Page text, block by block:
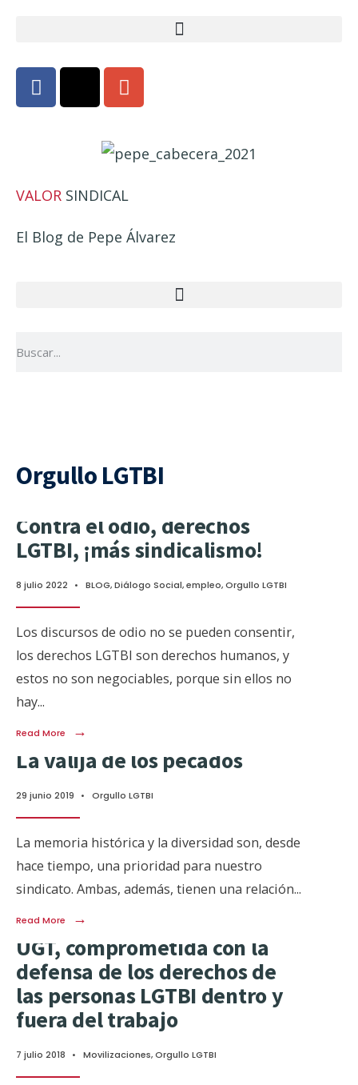
VALOR SINDICAL
El Blog de Pepe Álvarez
Orgullo LGTBI
Contra el odio, derechos
LGTBI, ¡más sindicalismo!
8 julio 2022 • BLOG,Diálogo Social,empleo,Orgullo LGTBI
Los discursos de odio no se pueden consentir,
los derechos LGTBI son derechos humanos, y
estos no son negociables, porque sin ellos no
hay...
Read More →
La valija de los pecados
29 junio 2019 • Orgullo LGTBI
La memoria histórica y la diversidad son, desde
hace tiempo, una prioridad para nuestro
sindicato. Ambas, además, tienen una relación...
Read More →
UGT, comprometida con la
defensa de los derechos de
las personas LGTBI dentro y
fuera del trabajo
7 julio 2018 • Movilizaciones,Orgullo LGTBI